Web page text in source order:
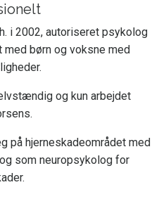
i 2002, autoriseret psykolog
børn og voksne med
og kun arbejdet
på hjerneskadeområdet med
som neuropsykolog for